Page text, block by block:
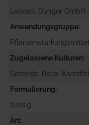
Lebosol Dünger GmbH
Anwendungsgruppe
Pflanzenstärkungsmittel
Zugelassene Kulturen
Getreide, Raps,
Formulierung
flüssig
Art